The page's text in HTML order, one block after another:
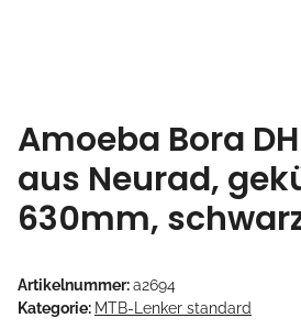
Amoeba Bora
aus Neurad,
630mm,
Artikelnummer:a2694
Kategorie: MTB-Lenker standard